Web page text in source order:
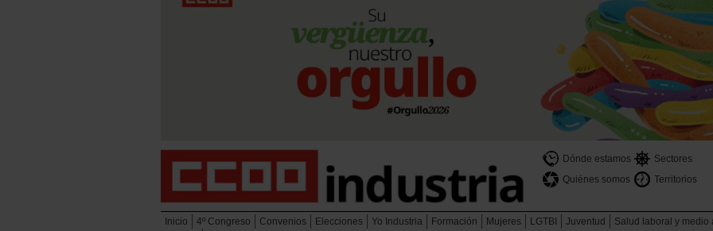
Dónde estamos Sectores
Quiénes somos
Territorios
Inicio 4º Congreso Convenios Elecciones Yo Industria Formación Mujeres LGTBI Juventud Salud laboral y medio